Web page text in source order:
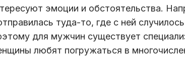
эмоции и обстоятельства.
туда-то, где с ней
для мужчин существует
любят погружаться в